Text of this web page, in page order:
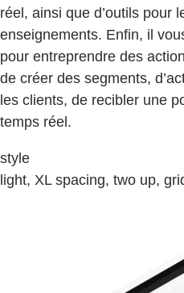
réel, ainsi que d’outils pour
enseignements. Enfin, il
pour entreprendre des
de créer des segments,
les clients, de recibler une
temps réel.
style
light, XL spacing, two up,